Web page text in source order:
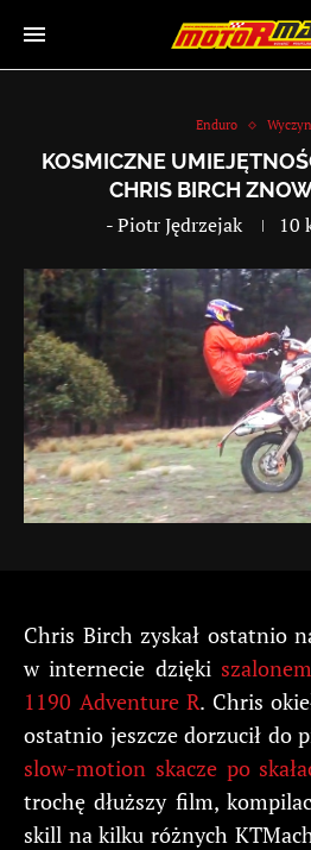
Enduro
KOSMICZNE
CHRIS BIRCH
-Piotr Jędrzejak 10
Chris Birch zyskał ostatnio
w internecie dzięki
1190 Adventure R. Chris
ostatnio jeszcze dorzucił do
slow-motion skacze po
trochę dłuższy film,
skill na kilku różnych